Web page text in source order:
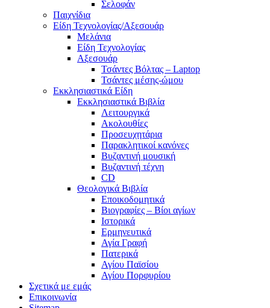
Σελοφάν
Παιχνίδια
Είδη Τεχνολογίας/Αξεσουάρ
Μελάνια
Είδη Τεχνολογίας
Αξεσουάρ
Τσάντες Βόλτας – Laptop
Τσάντες μέσης-ώμου
Εκκλησιαστικά Είδη
Εκκλησιαστικά Βιβλία
Λειτουργικά
Ακολουθίες
Προσευχητάρια
Παρακλητικοί κανόνες
Βυζαντινή μουσική
Βυζαντινή τέχνη
CD
Θεολογικά Βιβλία
Εποικοδομητικά
Βιογραφίες – Βίοι αγίων
Ιστορικά
Ερμηνευτικά
Αγία Γραφή
Πατερικά
Αγίου Παϊσίου
Αγίου Πορφυρίου
Σχετικά με εμάς
Επικοινωνία